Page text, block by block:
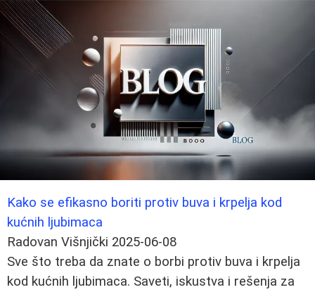
Kako se efikasno boriti protiv buva i krpelja kod
kućnih ljubimaca
Radovan Višnjički 2025-06-08
Sve što treba da znate o borbi protiv buva i krpelja
kod kućnih ljubimaca. Saveti, iskustva i rešenja za